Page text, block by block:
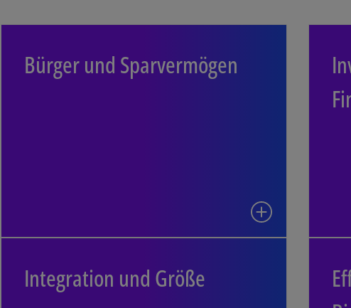
Bürger und Sparvermögen
Bürger und Sparvermögen
Privatkund:innen sollen die Möglichkeit
Integration und Größe
Integration und Größe